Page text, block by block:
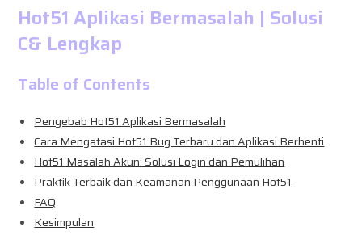
Hot51 Aplikasi Bermasalah | Solusi
C& Lengkap
Table of Contents
Penyebab Hot51 Aplikasi Bermasalah
Cara Mengatasi Hot51 Bug Terbaru dan Aplikasi Berhenti
Hot51 Masalah Akun: Solusi Login dan Pemulihan
Praktik Terbaik dan Keamanan Penggunaan Hot51
FAQ
Kesimpulan